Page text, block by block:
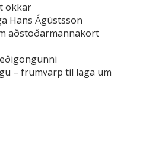
okkar
Hans Ágústsson
aðstoðarmannakort
– frumvarp til laga um